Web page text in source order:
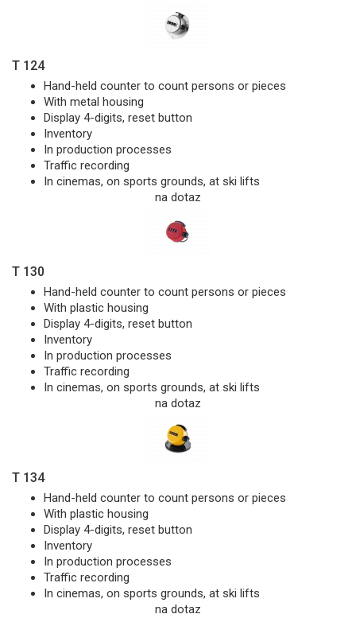
T 124
Hand-held counter to count persons or pieces
With metal housing
Display 4-digits, reset button
Inventory
In production processes
Traffic recording
In cinemas, on sports grounds, at ski lifts
na dotaz
T 130
Hand-held counter to count persons or pieces
With plastic housing
Display 4-digits, reset button
Inventory
In production processes
Traffic recording
In cinemas, on sports grounds, at ski lifts
na dotaz
T 134
Hand-held counter to count persons or pieces
With plastic housing
Display 4-digits, reset button
Inventory
In production processes
Traffic recording
In cinemas, on sports grounds, at ski lifts
na dotaz